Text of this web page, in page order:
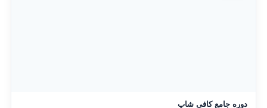
دوره جامع کافی شاپ